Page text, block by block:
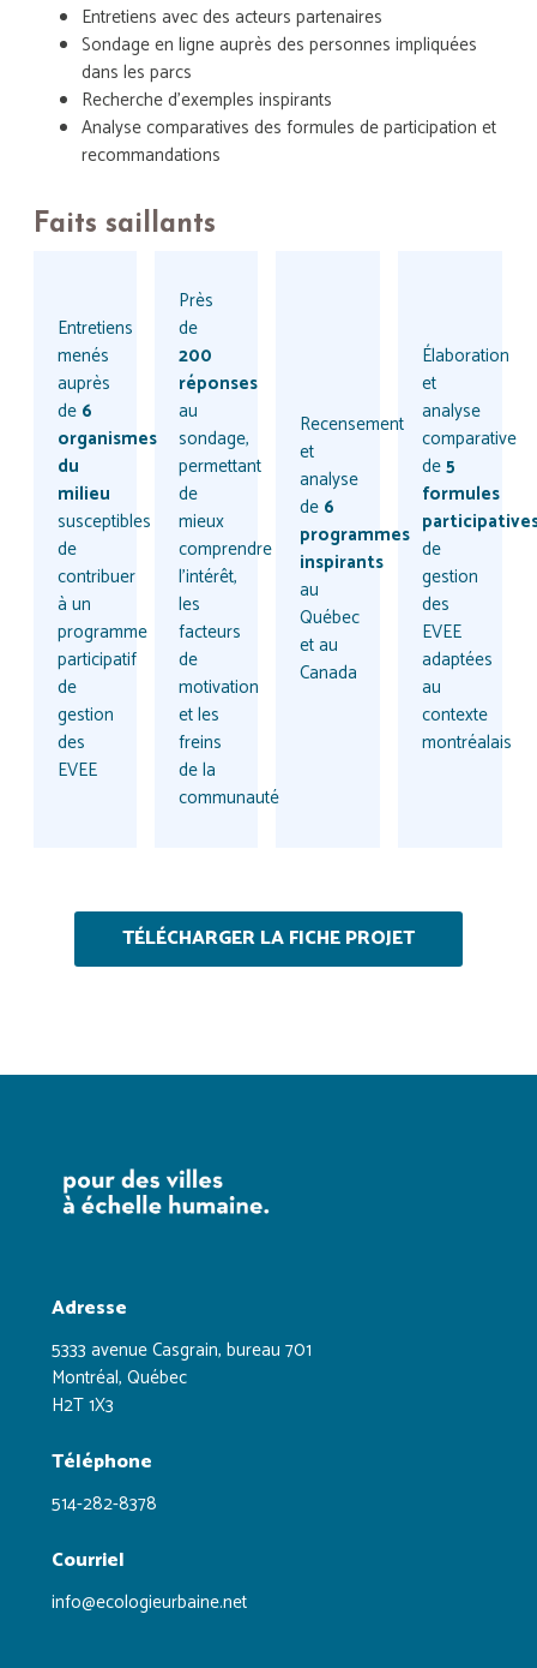
Entretiens avec des acteurs partenaires
Sondage en ligne auprès des personnes impliquées
dans les parcs
Recherche d'exemples inspirants
Analyse comparatives des formules de participation et
recommandations
Faits saillants
Entretiens
menés
auprès
de 6
organismes
du
milieu
susceptibles
de
contribuer
à un
programme
participatif
de
gestion
des
EVEE
Près
de
200
réponses
au
sondage,
permettant
de
mieux
comprendre
l’intérêt,
les
facteurs
de
motivation
et les
freins
de la
communauté
Recensement
et
analyse
de 6
programmes
inspirants
au
Québec
et au
Canada
Élaboration
et
analyse
comparative
de5
formules
de
gestion
des
EVEE
adaptées
au
contexte
montréalais
TÉLÉCHARGER LA FICHE PROJET
Adresse
5333 avenue Casgrain, bureau 701
Montréal, Québec
H2T 1X3
Téléphone
514-282-8378
Courriel
info@ecologieurbaine.net